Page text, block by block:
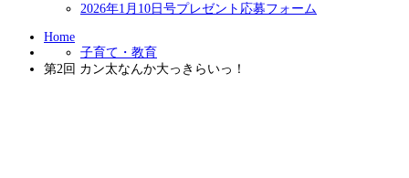
2026年1月10日号プレゼント応募フォーム
Home
子育て・教育
第2回 カン太なんか大っきらいっ！